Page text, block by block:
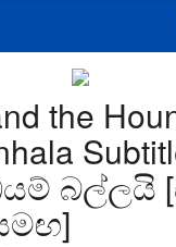
the
බල්ලයි